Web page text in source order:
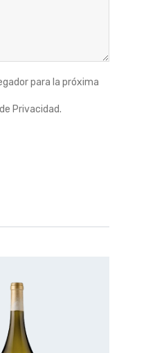
para la próxima
Privacidad.